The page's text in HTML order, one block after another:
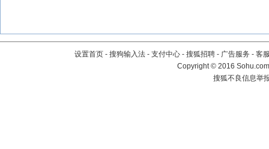
设置首页 - 搜狗输入法 - 支付中心 - 搜狐招聘 - 广告服务 - 客
Copyright©2016
搜狐不良信息举